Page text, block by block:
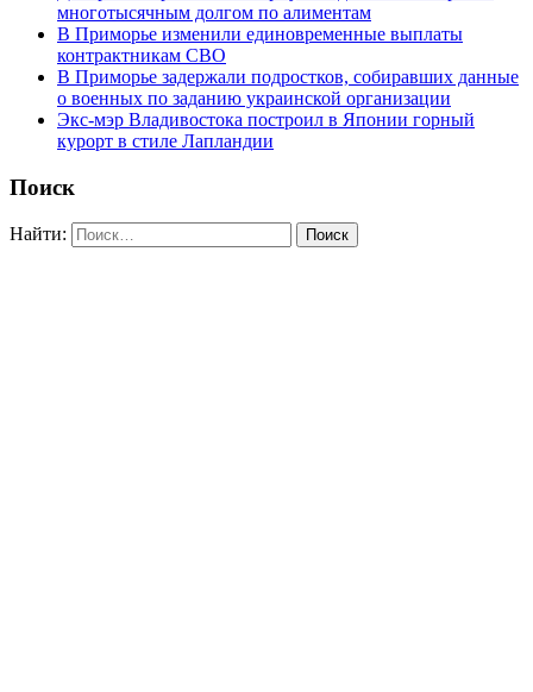
многотысячным долгом по алиментам
В Приморье изменили единовременные выплаты
контрактникам СВО
В Приморье задержали подростков, собиравших данные
о военных по заданию украинской организации
Экс-мэр Владивостока построил в Японии горный
курорт в стиле Лапландии
Поиск
Найти: